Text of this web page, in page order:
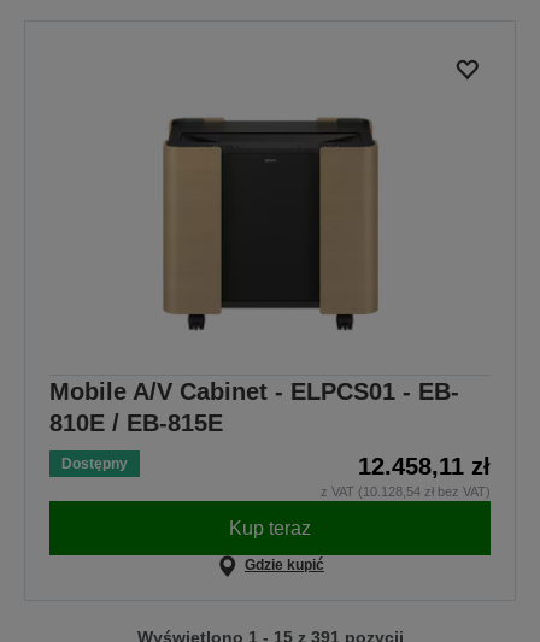
Mobile A/V Cabinet - ELPCS01 - EB-
810E / EB-815E
Dostępny 12.458,11 zł
z VAT (10.128,54 zł bez VAT)
Kup teraz
Gdzie kupić
Wyświetlono 1 - 15 z 391 pozycji